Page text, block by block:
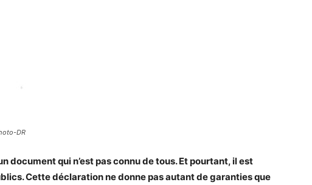
DR
document qui n’est pas connu de tous. Et pourtant, il est
Cette déclaration ne donne pas autant de garanties que